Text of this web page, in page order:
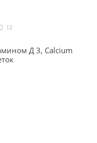
12
Д 3, Calcium